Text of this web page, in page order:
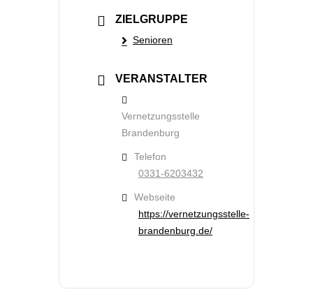
ZIELGRUPPE
Senioren
VERANSTALTER
Vernetzungsstelle
Brandenburg
Telefon
0331-6203432
Webseite
https://vernetzungsstelle-
brandenburg.de/